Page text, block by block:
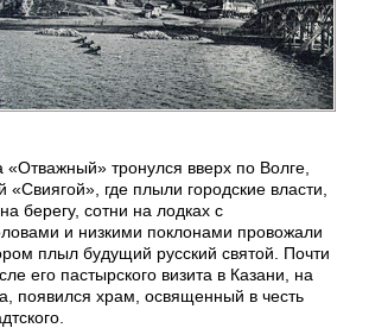
«Отважный» тронулся вверх по Волге,
где плыли городские власти,
берегу, сотни на лодках с
и низкими поклонами провожали
плыл будущий русский святой. Почти
его пастырского визита в Казани, на
появился храм, освященный в честь